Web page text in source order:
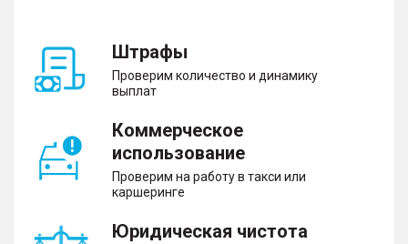
Штрафы
Проверим количество и динамику
выплат
Коммерческое
использование
Проверим на работу в такси или
каршеринге
Юридическая чистота